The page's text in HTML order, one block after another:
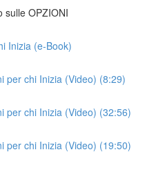
sulle OPZIONI
Inizia (e-Book)
per chi Inizia (Video) (8:29)
per chi Inizia (Video) (32:56)
per chi Inizia (Video) (19:50)